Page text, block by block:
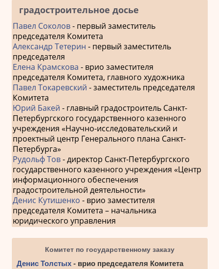
градостроительное досье
Павел Соколов- первый заместитель
председателя Комитета
Александр Тетерин - первый заместитель
председателя
Елена Крамскова - врио заместителя
председателя Комитета, главного художника
Павел Токаревский - заместитель председателя
Комитета
Юрий Бакей - главный градостроитель Санкт-
Петербургского государственного казенного
учреждения «Научно-исследовательский и
проектный центр Генерального плана Санкт-
Петербурга»
Рудольф Тов- директор Санкт-Петербургского
государственного казенного учреждения «Центр
информационного обеспечения
градостроительной деятельности»
Денис Кутишенко - врио заместителя
председателя Комитета – начальника
юридического управления
Комитет по государственному заказу
Денис Толстых- врио председателя Комитета